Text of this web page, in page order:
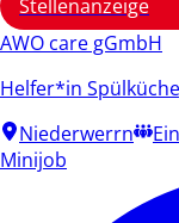
Stellenanzeige
AWO care gGmbH
Helfer*in
Niederwerrn
Minijob